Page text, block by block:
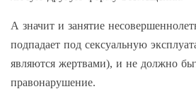
А значит и занятие
подпадает под сексуальную
являются жертвами), и не должно
правонарушение.